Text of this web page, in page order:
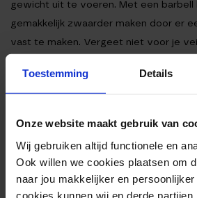
Toestemming Details
Onze website maakt gebruik van
Wij gebruiken altijd functionele en
Ook willen we cookies plaatsen om
naar jou makkelijker en
cookies kunnen wij en derde partijen
gewicht uit te voeren. Met een barbell
gemakkelijk zwaarder maken door er
vast te maken. Vergeet niet voor je
dumbbell, kettlebell of